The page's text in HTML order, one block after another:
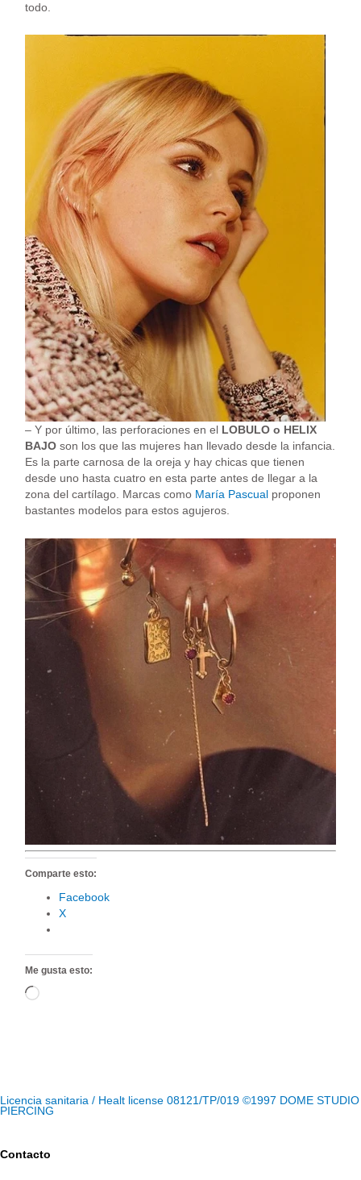
todo.
– Y por último, las perforaciones en el LOBULO o HELIX
BAJO son los que las mujeres han llevado desde la infancia.
Es la parte carnosa de la oreja y hay chicas que tienen
desde uno hasta cuatro en esta parte antes de llegar a la
zona del cartílago. Marcas como María Pascual proponen
bastantes modelos para estos agujeros.
Comparte esto:
Facebook
X
Me gusta esto:
Cargando...
Licencia sanitaria / Healt license 08121/TP/019 ©1997 DOME STUDIO
PIERCING
Contacto